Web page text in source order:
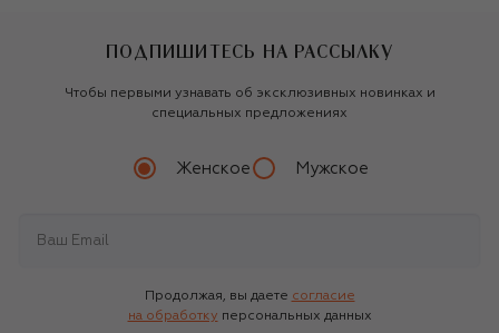
ПОДПИШИТЕСЬ НА РАССЫЛКУ
Чтобы первыми узнавать об эксклюзивных новинках и
специальных предложениях
Женское Мужское
Продолжая, вы даете согласие
на обработку персональных данных